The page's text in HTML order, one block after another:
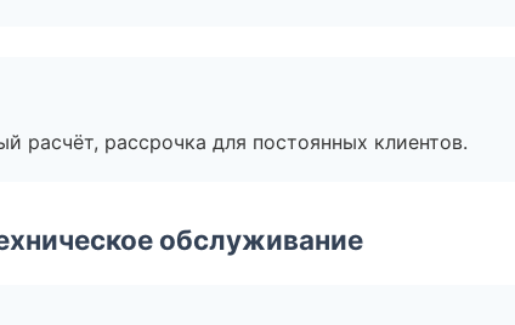
расчёт, рассрочка для постоянных клиентов.
обслуживание